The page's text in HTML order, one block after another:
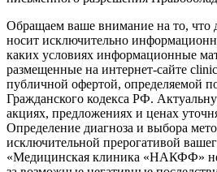
Обращаем ваше внимание на то, что
носит исключительно
каких условиях информационные
размещенные на интернет-сайте
публичной офертой, определяемой
Гражданского кодекса РФ.
акциях, предложениях и ценах
Определение диагноза и выбора
исключительной прерогативой
«Медицинская клиника «НАКФФ» не